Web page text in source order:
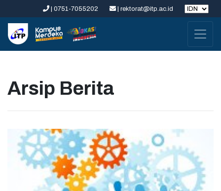
| 0751-7055202 | rektorat@itp.ac.id
Arsip Berita